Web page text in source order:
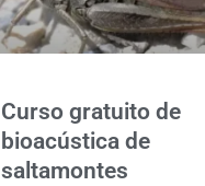
Curso gratuito de
bioacústica de
saltamontes